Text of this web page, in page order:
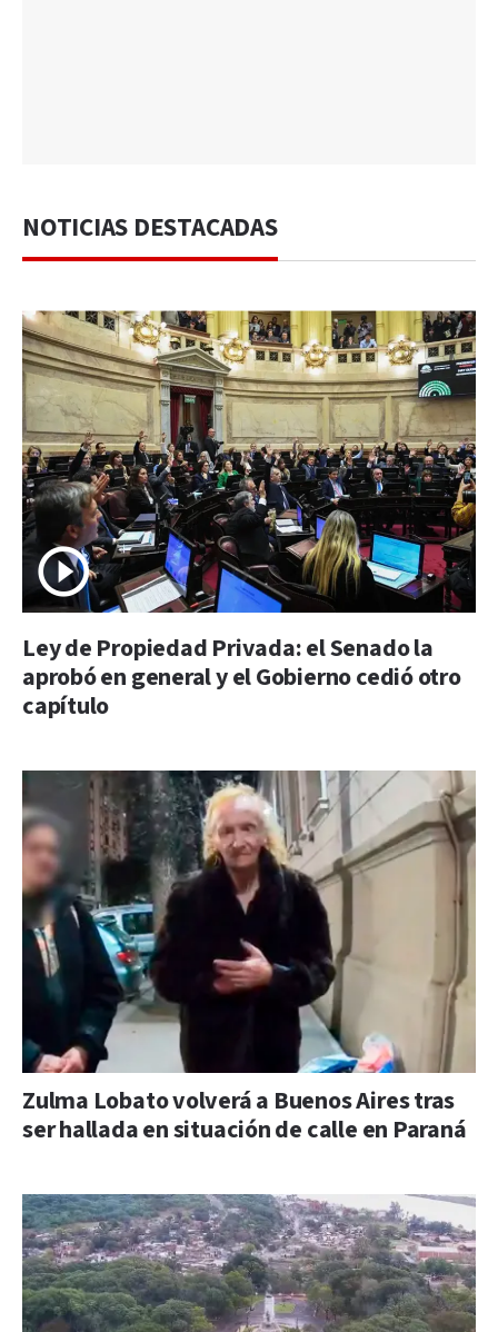
NOTICIAS DESTACADAS
Ley de Propiedad Privada: el Senado la
aprobó en general y el Gobierno cedió otro
capítulo
Zulma Lobato volverá a Buenos Aires tras
ser hallada en situación de calle en Paraná